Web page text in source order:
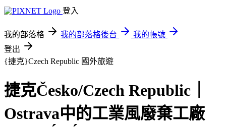
登入
我的部落格 我的部落格後台
我的帳號
登出
{捷克}Czech Republic 國外旅遊
捷克Česko/Czech Republic｜
Ostrava中的工業風廢棄工廠